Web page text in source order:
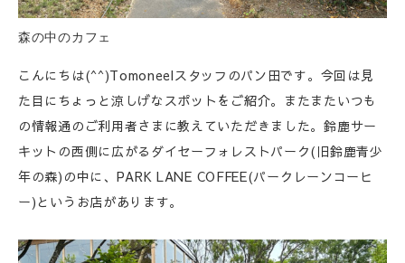
森の中のカフェ
こんにちは(^^)Tomoneelスタッフのパン田です。今回は見
た目にちょっと涼しげなスポットをご紹介。またまたいつも
の情報通のご利用者さまに教えていただきました。鈴鹿サー
キットの西側に広がるダイセーフォレストパーク(旧鈴鹿青少
年の森)の中に、PARK LANE COFFEE(パークレーンコーヒ
ー)というお店があります。